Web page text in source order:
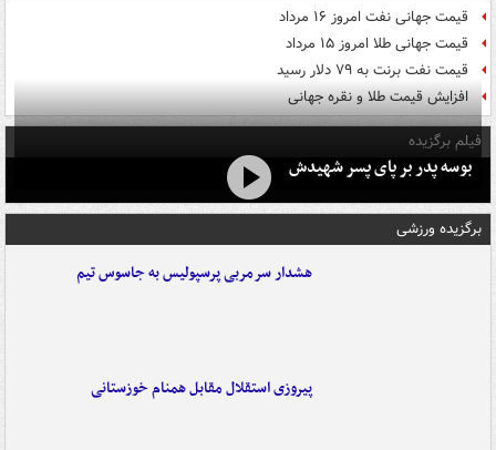
قیمت جهانی نفت امروز ۱۶ مرداد
قیمت جهانی طلا امروز ۱۵ مرداد
قیمت نفت برنت به ۷۹ دلار رسید
افزایش قیمت طلا و نقره جهانی
فیلم برگزیده
بوسه‌ پدر بر پای پسر شهیدش
برگزیده ورزشی
هشدار سرمربی پرسپولیس به جاسوس تیم
پیروزی استقلال مقابل همنام خوزستانی